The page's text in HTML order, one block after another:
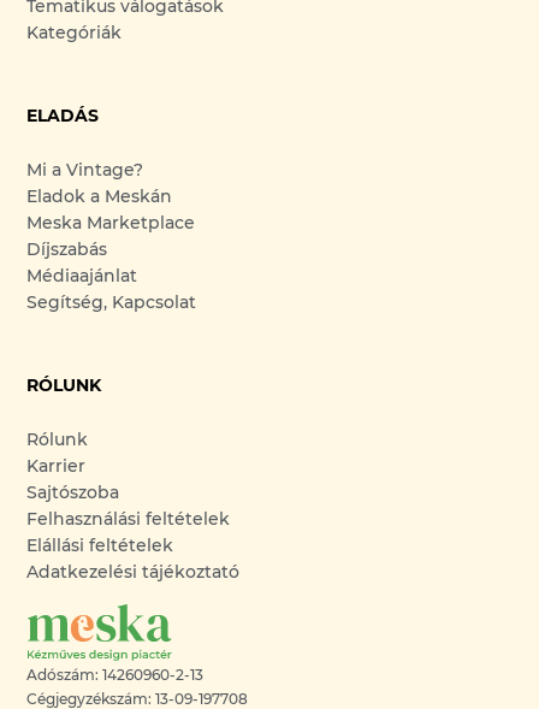
Tematikus válogatások
Kategóriák
ELADÁS
Mi a Vintage?
Eladok a Meskán
Meska Marketplace
Díjszabás
Médiaajánlat
Segítség, Kapcsolat
RÓLUNK
Rólunk
Karrier
Sajtószoba
Felhasználási feltételek
Elállási feltételek
Adatkezelési tájékoztató
Adószám: 14260960-2-13
Cégjegyzékszám: 13-09-197708